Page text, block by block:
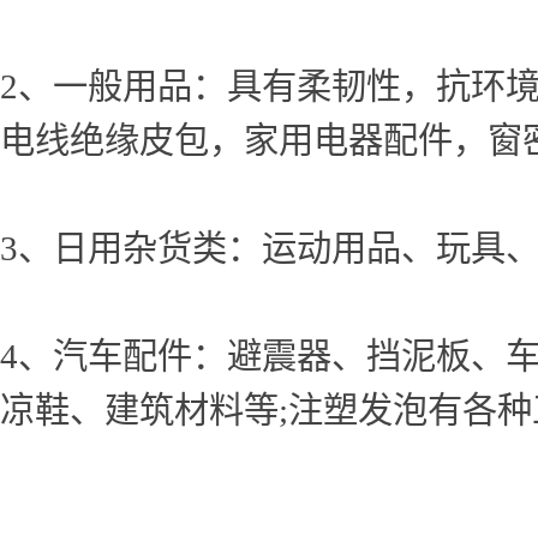
2、一般用品：具有柔韧性，抗环
电线绝缘皮包，家用电器配件，窗
3、日用杂货类：运动用品、玩具
4、汽车配件：避震器、挡泥板、
凉鞋、建筑材料等;注塑发泡有各